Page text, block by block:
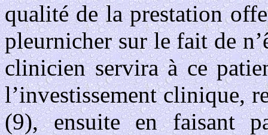
qualité de la prestation
pleurnicher sur le fait de
clinicien servira à ce
l’investissement clinique,
(9), ensuite en faisant